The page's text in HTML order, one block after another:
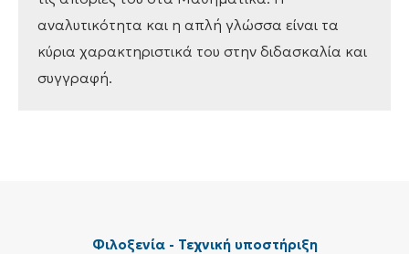
αναλυτικότητα και η απλή γλώσσα είναι τα
κύρια χαρακτηριστικά του στην διδασκαλία και
συγγραφή.
Φιλοξενία - Τεχνική υποστήριξη